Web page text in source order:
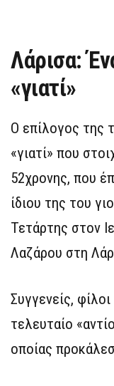
Λάρισα:
«γιατί»
Ο επίλογος της
«γιατί» που
52χρονης, που
ίδιου της του
Τετάρτης στον
Λαζάρου στη
Συγγενείς,
τελευταίο
οποίας